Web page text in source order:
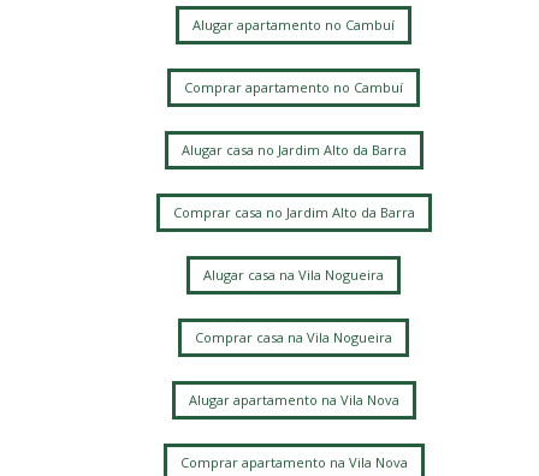
Residencial Estância Eudóxia (Barão Geraldo)
Cidade Universitária
Caminhos de San Conrado (Sousas)
Loteamento Residencial Entre Verdes (Sousas)
Alugar apartamento no Cambuí
Comprar apartamento no Cambuí
Alugar casa no Jardim Alto da Barra
Comprar casa no Jardim Alto da Barra
Alugar casa na Vila Nogueira
Comprar casa na Vila Nogueira
Alugar apartamento na Vila Nova
Comprar apartamento na Vila Nova